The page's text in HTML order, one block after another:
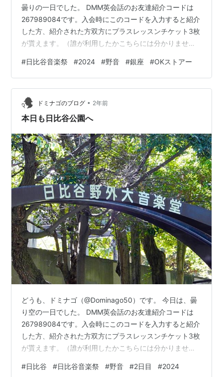
曇りの一日でした。 DMM英会話のお友達紹介コードは
267989084です。入会時にこのコードを入力すると紹介
した方、紹介された方双方にプラスレッスンチケット3枚
が貰えます。（誰が利用したかこちらには分かりませ
比谷音楽祭を楽しんできました。 現地へは7時頃到着し
ましたが、無事ハラミちゃんのピアノ演奏や、小田和正
さんの歌声などを（野音の外で）聞くことが出来まし
た。 雨を心配していましたが、開演中は全く降りません
でした。 野音の外周は、多くの人で賑わっており、曲が
#日比谷音楽祭 #2024 #野音 #銀座 #OKストアー
ドミナゴのブログ • 2年前
本日も日比谷公園へ
どうも、ドミナゴ（@Dominago50）です。 今日は、曇
り空の一日でした。 DMM英会話のお友達紹介コードは
267989084です。入会時にこのコードを入力すると紹介
した方、紹介された方双方にプラスレッスンチケット3枚
が貰えます。（誰が利用したかこちらには分かりませ
へ 昨日は午後に日比谷音楽祭へと向かいましたが、今日
#日比谷 #日比谷音楽祭 #野音 #2日目 #2024